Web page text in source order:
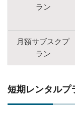
ラン
月額サブスクプ
ラン
短期レンタルプ